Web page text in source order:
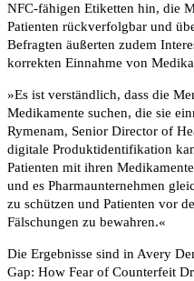
NFC-fähigen Etiketten hin, die
Patienten rückverfolgbar und
Befragten äußerten zudem
korrekten Einnahme von
»Es ist verständlich, dass die
Medikamente suchen, die sie
Rymenam, Senior Director of
digitale Produktidentifikation
Patienten mit ihren
und es Pharmaunternehmen
zu schützen und Patienten vor
Fälschungen zu bewahren.«
Die Ergebnisse sind in Avery
Gap: How Fear of Counterfeit